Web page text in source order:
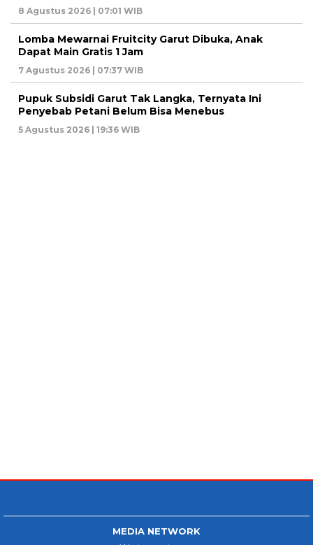
8 Agustus 2026 | 07:01 WIB
Lomba Mewarnai Fruitcity Garut Dibuka, Anak
Dapat Main Gratis 1 Jam
7 Agustus 2026 | 07:37 WIB
Pupuk Subsidi Garut Tak Langka, Ternyata Ini
Penyebab Petani Belum Bisa Menebus
5 Agustus 2026 | 19:36 WIB
MEDIA NETWORK